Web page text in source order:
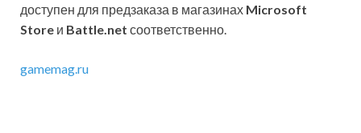
доступен для предзаказа в магазинах Microsoft
Store и Battle.net соответственно.
gamemag.ru